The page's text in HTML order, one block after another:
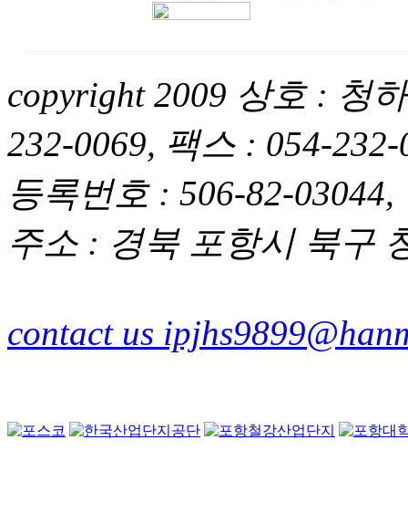
copyright 2009 상호 : 청
232-0069, 팩스 : 054-
등록번호 : 506-82-03044,
주소 : 경북 포항시 북구
contact us